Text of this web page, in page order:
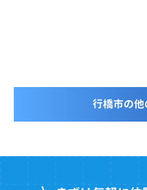
行橋市の